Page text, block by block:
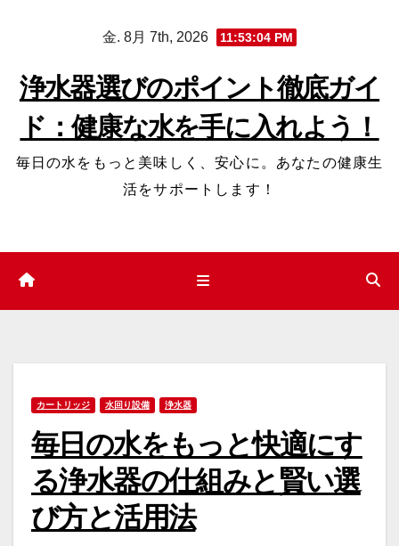
プ
金. 8月 7th, 2026 11:53:05 PM
浄水器選びのポイント徹底ガイ
ド：健康な水を手に入れよう！
毎日の水をもっと美味しく、安心に。あなたの健康生
活をサポートします！
カートリッジ 水回り設備 浄水器
毎日の水をもっと快適にす
る浄水器の仕組みと賢い選
び方と活用法